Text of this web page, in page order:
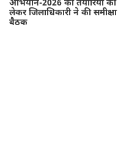
अभियान-2026 की तैयारियों को
लेकर जिलाधिकारी ने की समीक्षा
बैठक